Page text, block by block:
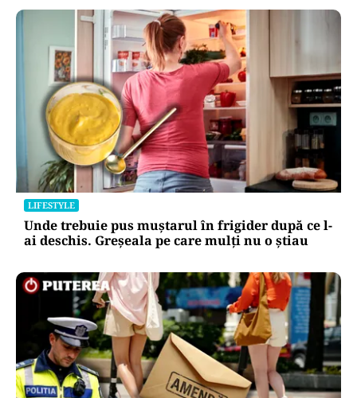
LIFESTYLE
Unde trebuie pus muștarul în frigider după ce l-
ai deschis. Greșeala pe care mulți nu o știau